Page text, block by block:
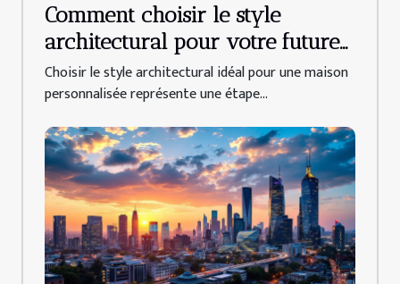
Comment choisir le style
architectural pour votre future
maison personnalisée ?
Choisir le style architectural idéal pour une maison
personnalisée représente une étape...